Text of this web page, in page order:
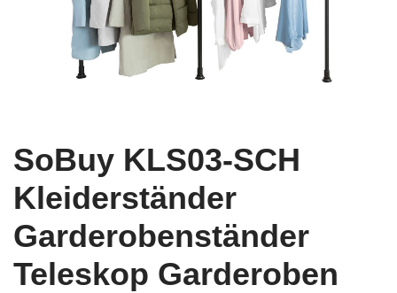
SoBuy KLS03-SCH
Kleiderständer
Garderobenständer
Teleskop Garderoben